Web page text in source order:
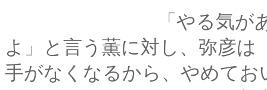
「やる気があるなら
よ」と言う薫に対し、弥彦
手がなくなるから、やめてお